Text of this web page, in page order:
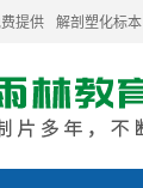
提供 解剖塑化标本